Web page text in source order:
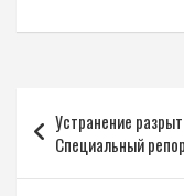
по
записям
Устранение
Специальный